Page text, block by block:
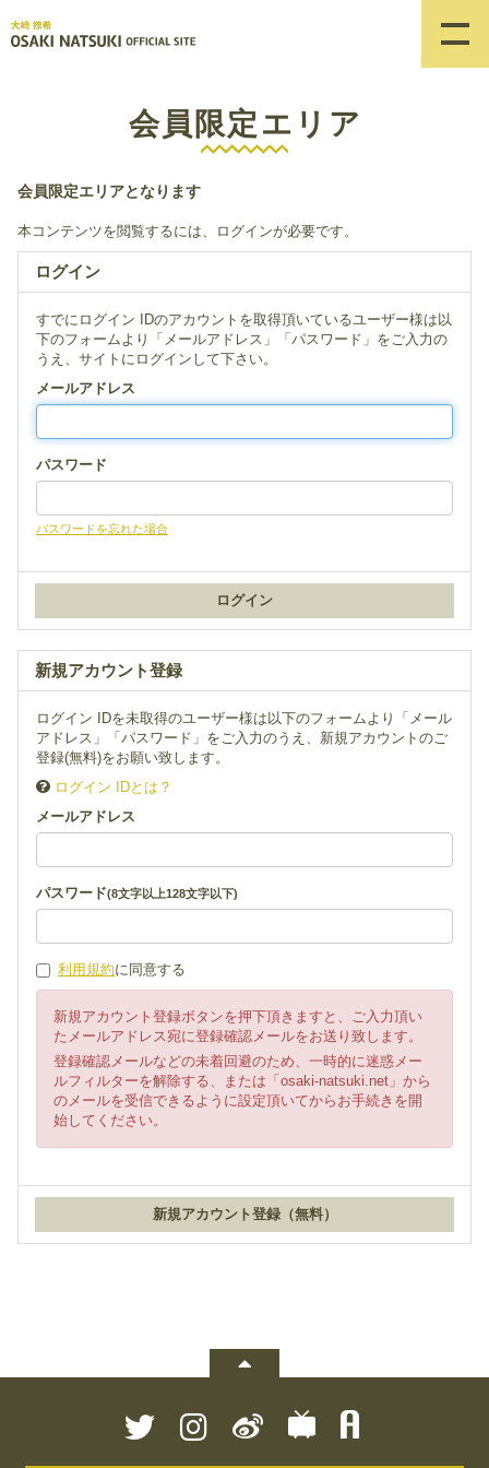
会員限定エリア
会員限定エリアとなります
本コンテンツを閲覧するには、ログインが必要です。
ログイン
すでにログイン IDのアカウントを取得頂いているユーザー様は以
下のフォームより「メールアドレス」「パスワード」をご入力の
うえ、サイトにログインして下さい。
メールアドレス
パスワード
パスワードを忘れた場合
新規アカウント登録
ログイン IDを未取得のユーザー様は以下のフォームより「メール
アドレス」「パスワード」をご入力のうえ、新規アカウントのご
登録(無料)をお願い致します。
ログイン IDとは？
メールアドレス
パスワード(8文字以上128文字以下)
利用規約に同意する
新規アカウント登録ボタンを押下頂きますと、ご入力頂い
たメールアドレス宛に登録確認メールをお送り致します。
登録確認メールなどの未着回避のため、一時的に迷惑メー
ルフィルターを解除する、または「osaki-natsuki.net」から
のメールを受信できるように設定頂いてからお手続きを開
始してください。